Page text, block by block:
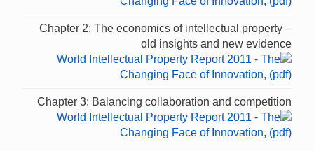
Chapter 2: The economics of intellectual property –
old insights and new evidence
Chapter 3: Balancing collaboration and competition